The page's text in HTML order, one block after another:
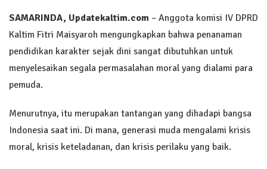
SAMARINDA, Updatekaltim.com – Anggota komisi IV DPRD
Kaltim Fitri Maisyaroh mengungkapkan bahwa penanaman
pendidikan karakter sejak dini sangat dibutuhkan untuk
menyelesaikan segala permasalahan moral yang dialami para
pemuda.
Menurutnya, itu merupakan tantangan yang dihadapi bangsa
Indonesia saat ini. Di mana, generasi muda mengalami krisis
moral, krisis keteladanan, dan krisis perilaku yang baik.